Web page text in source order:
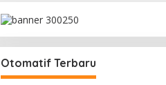
Otomatif Terbaru